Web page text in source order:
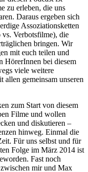
zu erleben, die uns
Daraus ergeben sich
Assoziationsketten
Verbotsfilme), die
bringen. Wir
mit euch teilen und
HörerInnen bei diesem
viele weitere
allen gemeinsam unseren
zum Start von diesem
Filme und wollen
und diskutieren –
hinweg. Einmal die
Für uns selbst und für
Folge im März 2014 ist
Fast noch
mir und Max